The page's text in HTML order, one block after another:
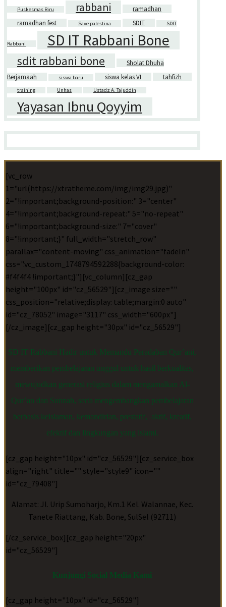
Puskesmas Biru rabbani
ramadhan
ramadhan fest
Save palestina SDIT SDIT
Rabbani SD IT Rabbani Bone
sdit rabbani bone
Sholat Dhuha
Berjamaah
siswa baru siswa kelas VI tahfizh
training Unhas Ustadz A. Tajuddin
Yayasan Ibnu Qoyyim
[vc_row
1="url(https://xtratheme.com/img/img29.jpg)"
2="!important;background-position:" 3="center"
4="!important;background-repeat:" 5="no-repeat"
6="!important;background-size:" 7="cover"
8="!important;}" full_width="stretch_row"
parallax="content-moving" css_animation="fadeIn"
css=".vc_custom_1748794592288{background-color:
#f4f4f4 !important;}"][vc_column][cz_gap
height="100px" id="cz_56529"][cz_image size=""
css_position="relative;display: table;margin:0 auto"
id="cz_78052" image="3117" css_width="600px"]
[/cz_image][cz_gap height="30px" id="cz_56529"]
SD IT Rabbani Hadir untuk Memandu Peradaban Qur’ani,
memberikan pembelajaran unggul untuk hasil berkualitas,
mewujudkan generasi religius dalam mengamalkan Al-
Qur’an dan Sunnah, serta mengembangkan pembelajaran
berbasis keislaman, kemandirian, prestatif, aktif, kreatif,
efektif dan lingkungan yang islami.
[cz_gap height="10px" id="cz_56529"][cz_service_box
align="right" title="" style="style9" icon=""
id="cz_79408"]
Alamat: Jl. Urip Sumoharjo, Km.1 Kel. Walannae, Kec.
Tanete Riattang, Kab. Bone, SulSel (92711)
[/cz_service_box][cz_gap height="20px"
id="cz_56529"]
Kunjungi Social Media Kami
[cz_gap height="10px" id="cz_56529"]